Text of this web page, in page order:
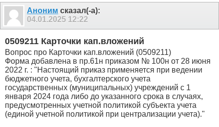
3 месяца
259
₽
-10%
499 ₽
-15%
Отмена Оплатить
Аноним сказал(-а):
04.01.2025 12:22
0509211 Карточки кап.вложений
Вопрос про Карточки кап.вложений (0509211)
Форма добавлена в пр.61н приказом № 100н от 28 июня
2022 г. : "Настоящий приказ применяется при ведении
бюджетного учета, бухгалтерского учета
государственных (муниципальных) учреждений с 1
января 2024 года либо до указанного срока в случаях,
предусмотренных учетной политикой субъекта учета
(единой учетной политикой при централизации учета)."